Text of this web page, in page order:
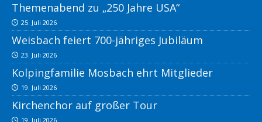
Themenabend zu „250 Jahre USA“
25. Juli 2026
Weisbach feiert 700-jähriges Jubiläum
23. Juli 2026
Kolpingfamilie Mosbach ehrt Mitglieder
19. Juli 2026
Kirchenchor auf großer Tour
19. Juli 2026